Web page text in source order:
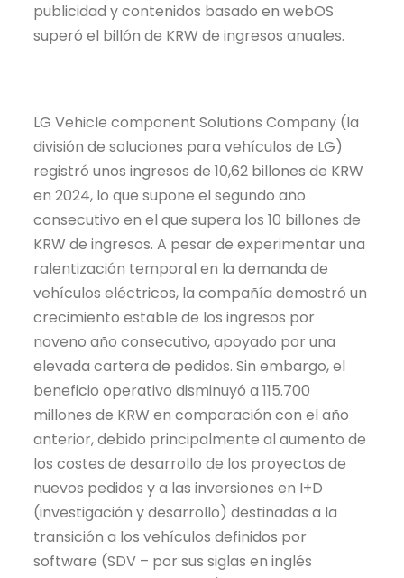
publicidad y contenidos basado en webOS
superó el billón de KRW de ingresos anuales.
LG Vehicle component Solutions Company (la
división de soluciones para vehículos de LG)
registró unos ingresos de 10,62 billones de KRW
en 2024, lo que supone el segundo año
consecutivo en el que supera los 10 billones de
KRW de ingresos. A pesar de experimentar una
ralentización temporal en la demanda de
vehículos eléctricos, la compañía demostró un
crecimiento estable de los ingresos por
noveno año consecutivo, apoyado por una
elevada cartera de pedidos. Sin embargo, el
beneficio operativo disminuyó a 115.700
millones de KRW en comparación con el año
anterior, debido principalmente al aumento de
los costes de desarrollo de los proyectos de
nuevos pedidosy a las inversiones en I+D
(investigación y desarrollo) destinadas a la
transición a los vehículos definidos por
software (SDV – por sus siglas en inglés